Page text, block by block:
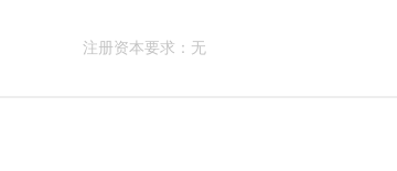
注册资本要求：无